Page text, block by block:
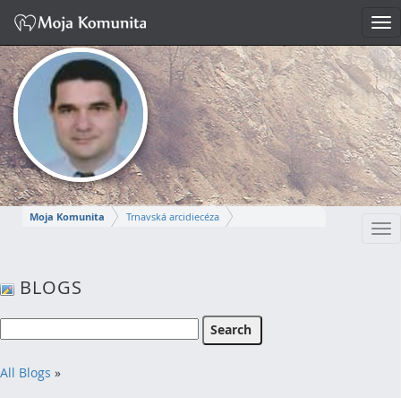
Moja Komunita
Trnavská arcidiecéza
MIROSLAV
BLOGS
All Blogs »